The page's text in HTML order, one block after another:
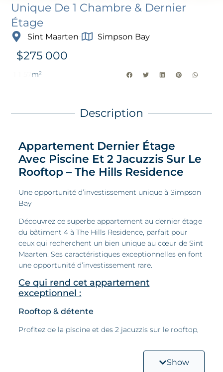
m²
$275 000
Sint Maarten Simpson Bay
Unique De 1 Chambre & Dernier
Étage
Description
Appartement Dernier Étage
Avec Piscine Et 2 Jacuzzis Sur Le
Rooftop – The Hills Residence
Une opportunité d’investissement unique à Simpson
Bay
Découvrez ce superbe appartement au dernier étage
du bâtiment 4 à The Hills Residence, parfait pour
ceux qui recherchent un bien unique au cœur de Sint
Maarten. Ses caractéristiques exceptionnelles en font
une opportunité d’investissement rare.
Ce qui rend cet appartement
exceptionnel :
Rooftop & détente
Profitez de la piscine et des 2 jacuzzis sur le rooftop,
Show